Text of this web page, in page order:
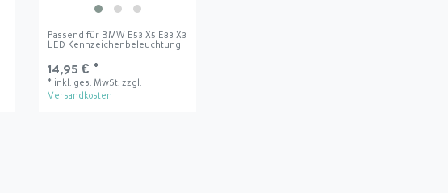
Passend für BMW E53 X5 E83 X3
LED Kennzeichenbeleuchtung
14,95 € *
* inkl. ges. MwSt. zzgl.
Versandkosten